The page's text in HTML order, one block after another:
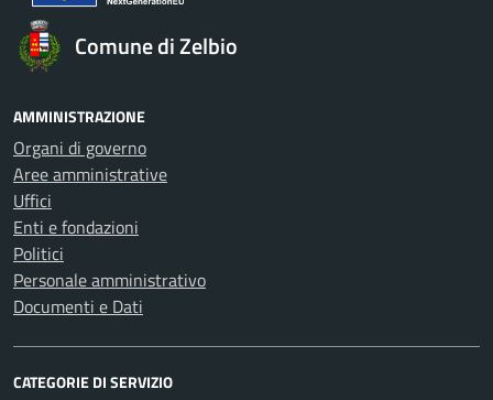
Comune di Zelbio
AMMINISTRAZIONE
Organi di governo
Aree amministrative
Uffici
Enti e fondazioni
Politici
Personale amministrativo
Documenti e Dati
CATEGORIE DI SERVIZIO